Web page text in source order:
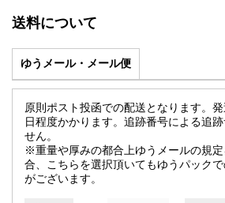
送料について
ゆうメール・メール便
原則ポスト投函での配送となります。
日程度かかります。追跡番号による追
せん。
※重量や厚みの都合上ゆうメールの規
合、こちらを選択頂いてもゆうパック
がございます。